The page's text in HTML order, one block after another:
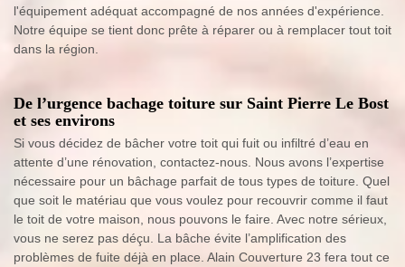
l'équipement adéquat accompagné de nos années d'expérience.
Notre équipe se tient donc prête à réparer ou à remplacer tout toit
dans la région.
De l’urgence bachage toiture sur Saint Pierre Le Bost
et ses environs
Si vous décidez de bâcher votre toit qui fuit ou infiltré d’eau en
attente d’une rénovation, contactez-nous. Nous avons l’expertise
nécessaire pour un bâchage parfait de tous types de toiture. Quel
que soit le matériau que vous voulez pour recouvrir comme il faut
le toit de votre maison, nous pouvons le faire. Avec notre sérieux,
vous ne serez pas déçu. La bâche évite l’amplification des
problèmes de fuite déjà en place. Alain Couverture 23 fera tout ce